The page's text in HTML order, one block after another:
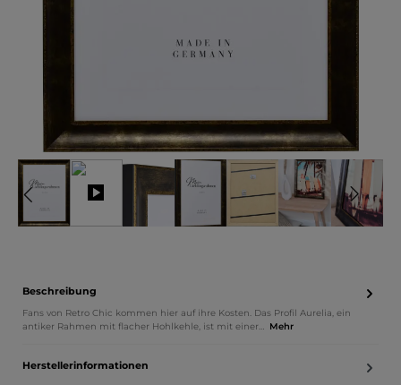
Beschreibung
Fans von Retro Chic kommen hier auf ihre Kosten. Das Profil Aurelia, ein
antiker Rahmen mit flacher Hohlkehle, ist mit einer… Mehr
Herstellerinformationen